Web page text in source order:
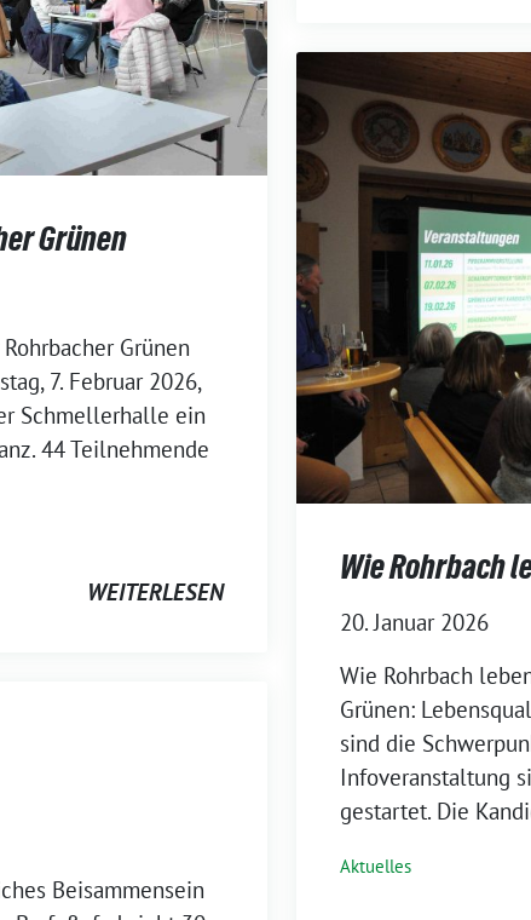
Grünen
Grünen
7. Februar 2026,
Schmellerhalle ein
44 Teilnehmende
WEITERLESEN
Wie Rohrbach
20. Januar 2026
Wie Rohrbach
Grünen:
sind die
Infoveranstaltung
gestartet. Die
Aktuelles
Beisammensein